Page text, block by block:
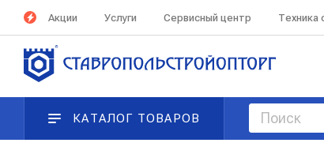
Акции Услуги Сервисный центр Техника
КАТАЛОГ ТОВАРОВ